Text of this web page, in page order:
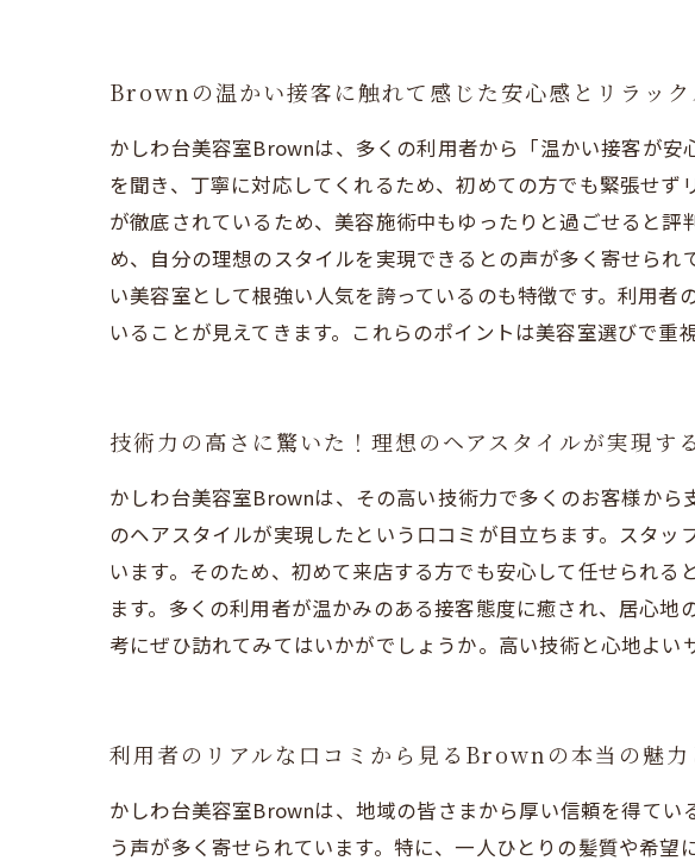
Brownの温かい接客に触れて感じた安心感とリラック
かしわ台美容室Brownは、多くの利用者から「温かい接客が
を聞き、丁寧に対応してくれるため、初めての方でも緊張せ
が徹底されているため、美容施術中もゆったりと過ごせると
め、自分の理想のスタイルを実現できるとの声が多く寄せら
い美容室として根強い人気を誇っているのも特徴です。利用
いることが見えてきます。これらのポイントは美容室選びで重
技術力の高さに驚いた！理想のヘアスタイルが実現す
かしわ台美容室Brownは、その高い技術力で多くのお客様か
のヘアスタイルが実現したという口コミが目立ちます。スタ
います。そのため、初めて来店する方でも安心して任せられ
ます。多くの利用者が温かみのある接客態度に癒され、居心
考にぜひ訪れてみてはいかがでしょうか。高い技術と心地よい
利用者のリアルな口コミから見るBrownの本当の魅力
かしわ台美容室Brownは、地域の皆さまから厚い信頼を得て
う声が多く寄せられています。特に、一人ひとりの髪質や希